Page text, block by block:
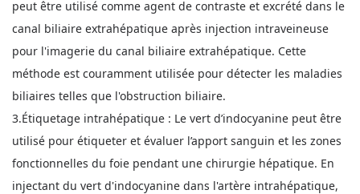
peut être utilisé comme agent de contraste et excrété dans le
canal biliaire extrahépatique après injection intraveineuse
pour l'imagerie du canal biliaire extrahépatique. Cette
méthode est couramment utilisée pour détecter les maladies
biliaires telles que l'obstruction biliaire.
3.Étiquetage intrahépatique : Le vert d’indocyanine peut être
utilisé pour étiqueter et évaluer l’apport sanguin et les zones
fonctionnelles du foie pendant une chirurgie hépatique. En
injectant du vert d'indocyanine dans l'artère intrahépatique,